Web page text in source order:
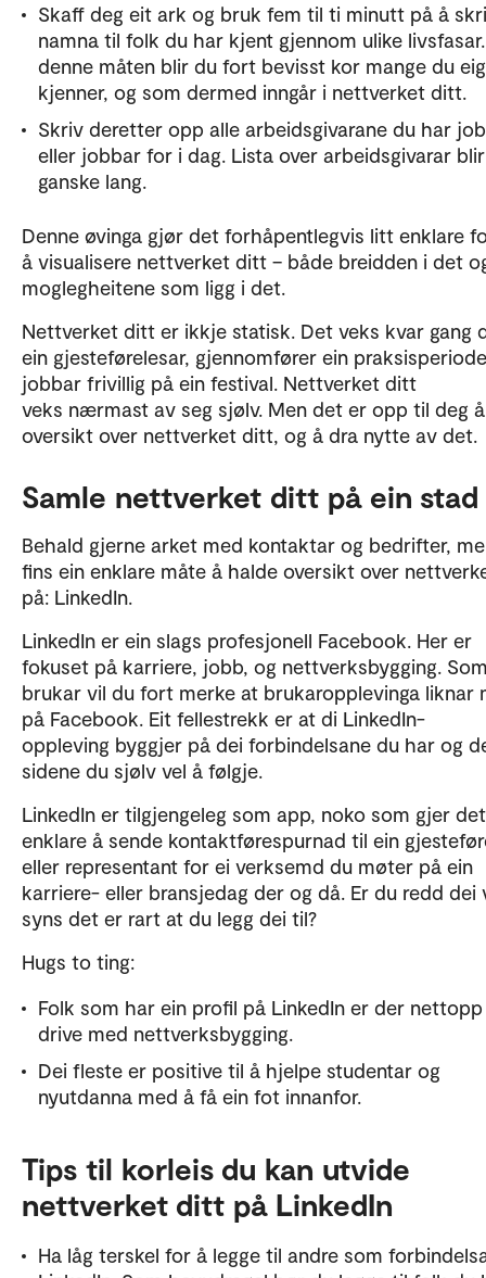
Skaff deg eit ark og bruk fem til ti minutt på å
namna til folk du har kjent gjennom ulike
denne måten blir du fort bevisst kor mange du
kjenner, og som dermed inngår i nettverket ditt.
Skriv deretter opp alle arbeidsgivarane du har
eller jobbar for i dag. Lista over arbeidsgivarar
ganske lang.
Denne øvinga gjør det forhåpentlegvis litt enklare
å visualisere nettverket ditt – både breidden i det
moglegheitene som ligg i det.
Nettverket ditt er ikkje statisk. Det veks kvar gang
ein gjesteførelesar, gjennomfører ein
jobbar frivillig på ein festival. Nettverket ditt
veks nærmast av seg sjølv. Men det er opp til deg
oversikt over nettverket ditt, og å dra nytte av det.
Samle nettverket ditt på ein stad
Behald gjerne arket med kontaktar og bedrifter,
fins ein enklare måte å halde oversikt over
på: LinkedIn.
LinkedIn er ein slags profesjonell Facebook. Her er
fokuset på karriere, jobb, og nettverksbygging.
brukar vil du fort merke at brukaropplevinga liknar
på Facebook. Eit fellestrekk er at di LinkedIn-
oppleving byggjer på dei forbindelsane du har og
sidene du sjølv vel å følgje.
LinkedIn er tilgjengeleg som app, noko som gjer det
enklare å sende kontaktførespurnad til ein
eller representant for ei verksemd du møter på ein
karriere- eller bransjedag der og då. Er du redd dei
syns det er rart at du legg dei til?
Hugs to ting:
Folk som har ein profil på LinkedIn er der
drive med nettverksbygging.
Dei fleste er positive til å hjelpe studentar og
nyutdanna med å få ein fot innanfor.
Tips til korleis du kan utvide
nettverket ditt på LinkedIn
Ha låg terskel for å legge til andre som